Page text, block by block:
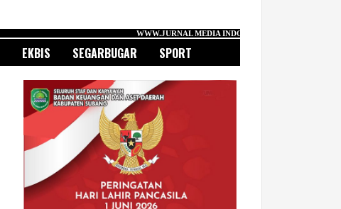
WWW.JURNAL MEDIA INDONESIA.COM
EKBIS SEGARBUGAR SPORT